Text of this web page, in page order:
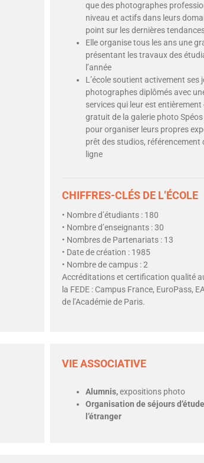
que des photographes
niveau et actifs dans leurs
point sur les dernières
Elle organise tous les ans une
présentant les travaux des
l’année
L’école soutient activement ses
photographes diplômés avec
services qui leur est entièrement
gratuit de la galerie photo
pour organiser leurs propres
prêt des studios, référencement
ligne
CHIFFRES-CLÉS DE L’ÉCOLE
• Nombre d’étudiants : 180
• Nombre d’enseignants : 30
• Nombres de Partenariats : 13
• Date de création : 1985
• Nombre de campus : 2
Accréditations et certification qualité
la FEDE : Campus France, EuroPass,
de l’Académie de Paris.
VIE ASSOCIATIVE
Alumnis,expositions photo
Organisation de séjours
l’étranger